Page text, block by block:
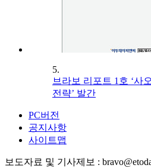
5.
브라보 리포트 1호 ‘사
전략’ 발간
PC버전
공지사항
사이트맵
보도자료 및 기사제보 :